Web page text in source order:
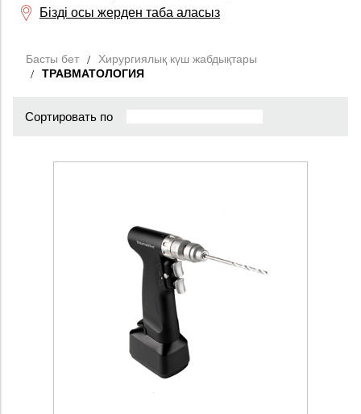
Бізді осы жерден таба аласыз
Басты бет Хирургиялық күш жабдықтары
ТРАВМАТОЛОГИЯ
Сортировать по